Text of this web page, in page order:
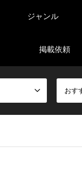
ジャンル
掲載依頼
おす